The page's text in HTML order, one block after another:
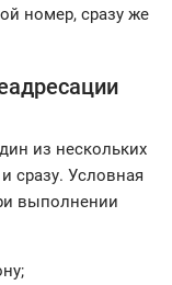
номер, сразу же
из нескольких
сразу. Условная
выполнении